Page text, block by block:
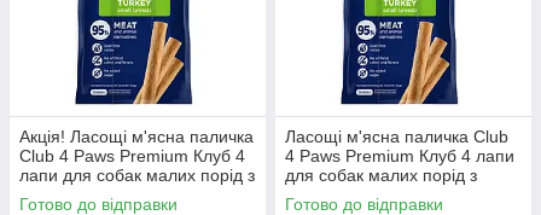
Акція! Ласощі м'ясна паличка
Club 4 Paws Premium Клуб 4
лапи для собак малих порід з
індичкою 36 гр
Готово до відправки
Ласощі м'ясна паличка Club
4 Paws Premium Клуб 4 лапи
для собак малих порід з
індичкою 36 гр
Готово до відправки